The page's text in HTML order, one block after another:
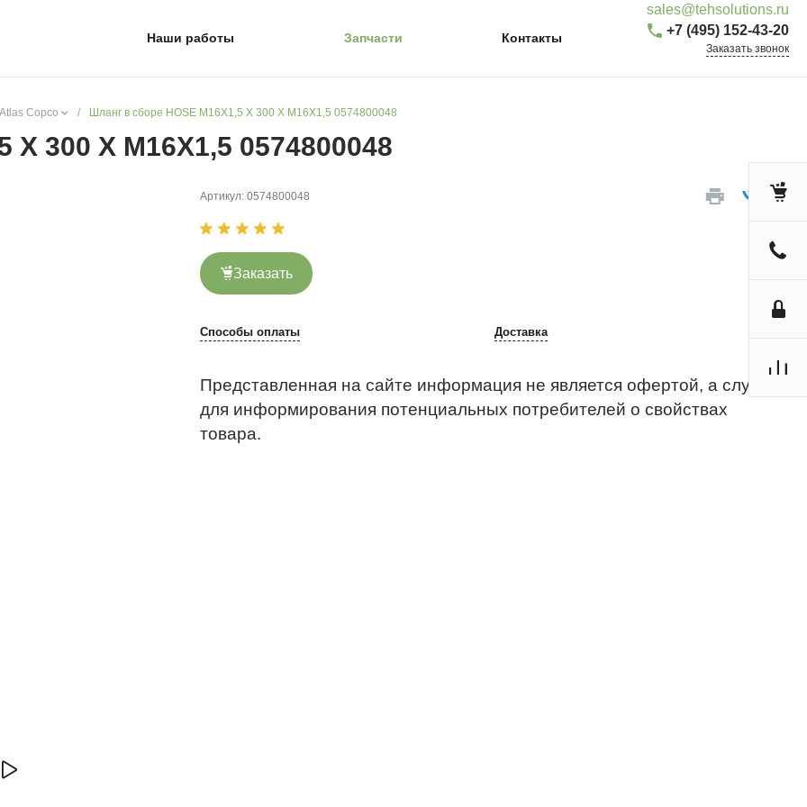
Наши работы Запчасти Контакты
sales@tehsolutions.ru
+7 (495) 152-43-20
Заказать звонок
Copco / Шланг в сборе HOSE M16X1,5 X 300 X M16X1,5 0574800048
300 X M16X1,5 0574800048
Артикул: 0574800048
Заказать
Способы оплаты Доставка
Представленная на сайте информация не является офертой, а служит
для информирования потенциальных потребителей о свойствах
товара.